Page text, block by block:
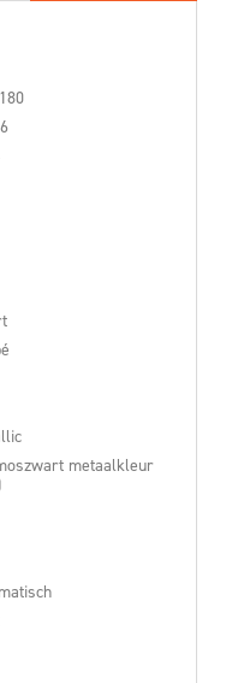
metaalkleur